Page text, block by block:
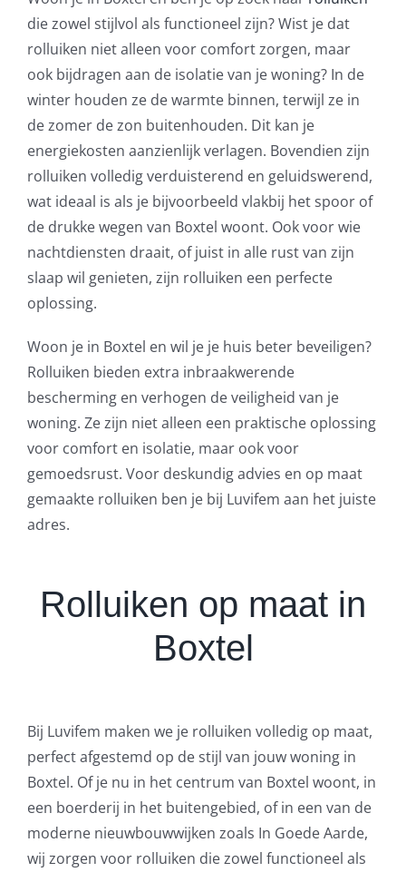
die zowel stijlvol als functioneel zijn? Wist je dat
rolluiken niet alleen voor comfort zorgen, maar
ook bijdragen aan de isolatie van je woning? In de
winter houden ze de warmte binnen, terwijl ze in
de zomer de zon buitenhouden. Dit kan je
energiekosten aanzienlijk verlagen. Bovendien zijn
rolluiken volledig verduisterend en geluidswerend,
wat ideaal is als je bijvoorbeeld vlakbij het spoor of
de drukke wegen van Boxtel woont. Ook voor wie
nachtdiensten draait, of juist in alle rust van zijn
slaap wil genieten, zijn rolluiken een perfecte
oplossing.
Woon je in Boxtel en wil je je huis beter beveiligen?
Rolluiken bieden extra inbraakwerende
bescherming en verhogen de veiligheid van je
woning. Ze zijn niet alleen een praktische oplossing
voor comfort en isolatie, maar ook voor
gemoedsrust. Voor deskundig advies en op maat
gemaakte rolluiken ben je bij Luvifem aan het juiste
adres.
Rolluiken op maat in
Boxtel
Bij Luvifem maken we je rolluiken volledig op maat,
perfect afgestemd op de stijl van jouw woning in
Boxtel. Of je nu in het centrum van Boxtel woont, in
een boerderij in het buitengebied, of in een van de
moderne nieuwbouwwijken zoals In Goede Aarde,
wij zorgen voor rolluiken die zowel functioneel als